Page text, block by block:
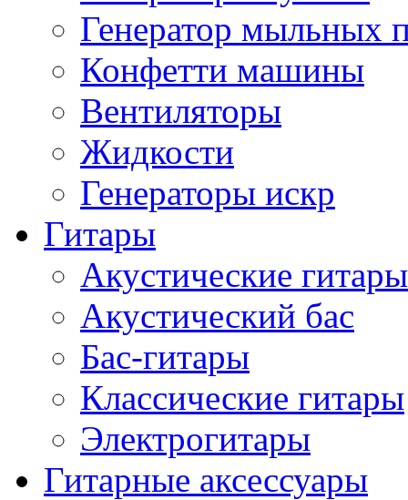
Генератор мыльных
Конфетти машины
Вентиляторы
Жидкости
Генераторы искр
Гитары
Акустические гитары
Акустический бас
Бас-гитары
Классические гитары
Электрогитары
Гитарные аксессуары